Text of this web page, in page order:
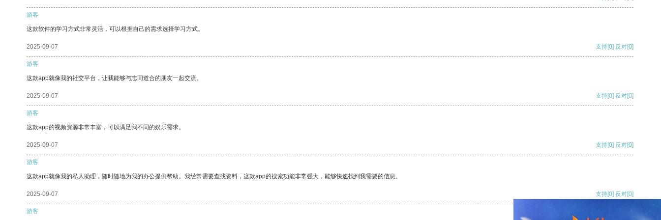
游客
这款软件的学习方式非常灵活，可以根据自己的需求选择学习方式。
2025-09-07 支持[0] 反对[0]
游客
这款app就像我的社交平台，让我能够与志同道合的朋友一起交流。
2025-09-07 支持[0] 反对[0]
游客
这款app的视频资源非常丰富，可以满足我不同的娱乐需求。
2025-09-07 支持[0] 反对[0]
游客
这款app就像我的私人助理，随时随地为我的办公提供帮助。我经常需要查找资料，这款app的搜索功能非常强大，能够快速找到我需要的信息。
2025-09-07 支持[0] 反对[0]
游客